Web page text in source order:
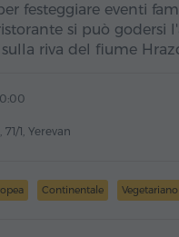
festeggiare eventi
si può godersi
riva del fiume
1, Yerevan
Continentale Vegetariano